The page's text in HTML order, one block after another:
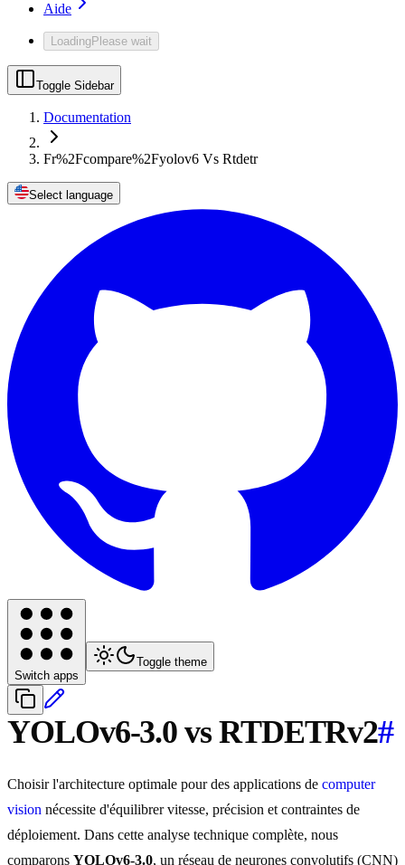
Aide
LoadingPlease wait
Toggle Sidebar
Documentation
Fr%2Fcompare%2Fyolov6 Vs Rtdetr
Select language
Switch apps
Toggle theme
YOLOv6-3.0 vs RTDETRv2#
Choisir l'architecture optimale pour des applications de computer
vision nécessite d'équilibrer vitesse, précision et contraintes de
déploiement. Dans cette analyse technique complète, nous
comparons YOLOv6-3.0, un réseau de neurones convolutifs (CNN)